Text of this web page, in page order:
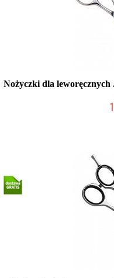
Nożyczki dla leworęcznych